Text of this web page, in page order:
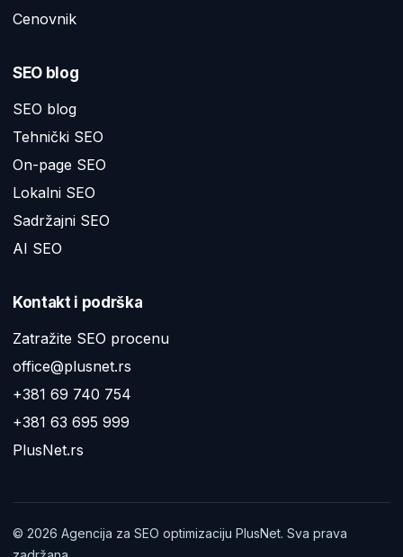
Cenovnik
SEO blog
SEO blog
Tehnički SEO
On-page SEO
Lokalni SEO
Sadržajni SEO
AI SEO
Kontakt i podrška
Zatražite SEO procenu
office@plusnet.rs
+381 69 740 754
+381 63 695 999
PlusNet.rs
© 2026 Agencija za SEO optimizaciju PlusNet. Sva prava